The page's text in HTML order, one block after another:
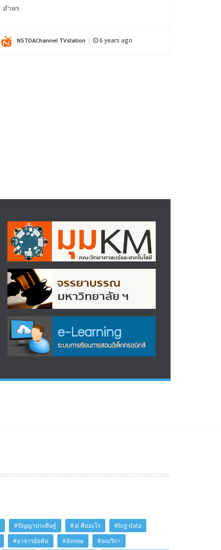
สำหร
NSTDAChannel TVstation 6 years ago
#ปัญญาประดิษฐ์ #ai คืออะไร
#big data
#อาจารย์อดัม #อังกฤษ #อเมริกา